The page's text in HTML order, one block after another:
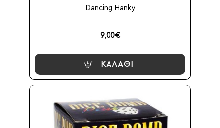
Dancing Hanky
9,00€
ΚΑΛΆΘΙ